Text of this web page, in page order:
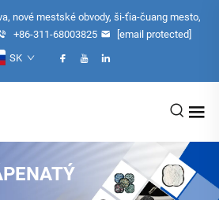
nové mestské obvody, ši-ťia-čuang mesto,
+86-311-68003825
[email protected]
SK